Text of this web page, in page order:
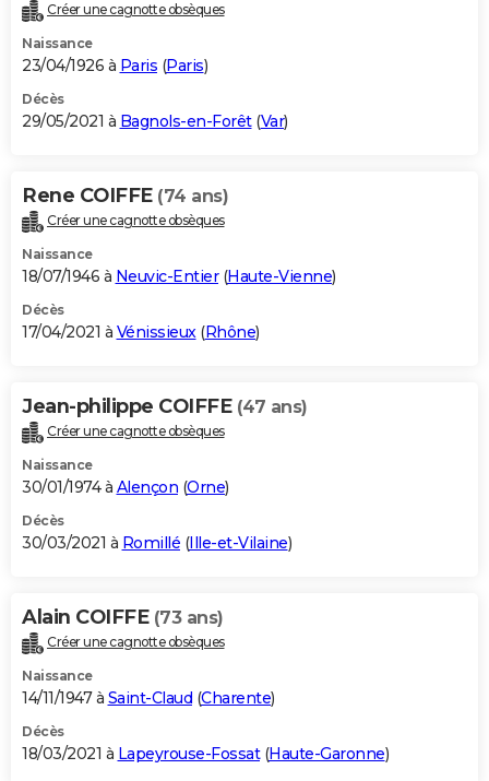
Créer une cagnotte obsèques
Naissance
23/04/1926 à Paris (Paris)
Décès
29/05/2021 à Bagnols-en-Forêt(Var)
Rene COIFFE (74 ans)
Créer une cagnotte obsèques
Naissance
18/07/1946 à Neuvic-Entier(Haute-Vienne)
Décès
17/04/2021 à Vénissieux(Rhône)
Jean-philippe COIFFE (47 ans)
Créer une cagnotte obsèques
Naissance
30/01/1974 à Alençon (Orne)
Décès
30/03/2021 à Romillé (Ille-et-Vilaine)
Alain COIFFE (73 ans)
Créer une cagnotte obsèques
Naissance
14/11/1947 à Saint-Claud (Charente)
Décès
18/03/2021 à Lapeyrouse-Fossat(Haute-Garonne)